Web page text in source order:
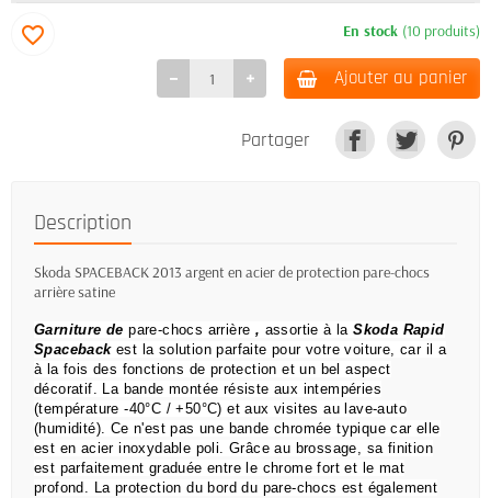
En stock (10 produits)
Ajouter au panier
favorite_border
Partager
Description
Skoda SPACEBACK 2013 argent en acier de protection pare-chocs
arrière satine
Garniture de pare-chocs arrière , assortie à laSkoda Rapid
Spacebackest la solution parfaite pour votre voiture, car il a
à la fois des fonctions de protection et un bel aspect
décoratif. La bande montée résiste aux intempéries
(température -40°C / +50°C) et aux visites au lave-auto
(humidité). Ce n'est pas une bande chromée typique car elle
est en acier inoxydable poli. Grâce au brossage, sa finition
est parfaitement graduée entre le chrome fort et le mat
profond. La protection du bord du pare-chocs est également